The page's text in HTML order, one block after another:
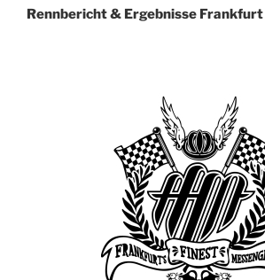
Beitrag
Rennbericht & Ergebnisse Frankfurt